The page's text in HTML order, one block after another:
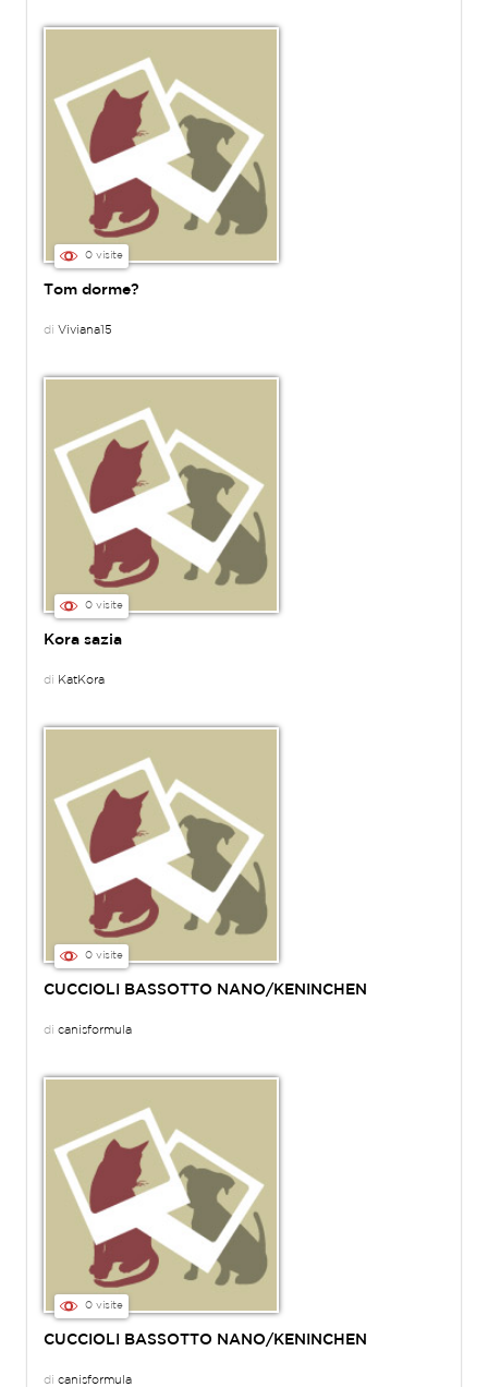
0 visite
Tom dorme?
di Viviana15
0 visite
Kora sazia
di KatKora
0 visite
CUCCIOLI BASSOTTO NANO/KENINCHEN
di canisformula
0 visite
CUCCIOLI BASSOTTO NANO/KENINCHEN
di canisformula